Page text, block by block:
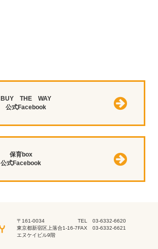
BUY THE WAY
公式Facebook
保育box
公式Facebook
〒161-0034
東京都新宿区上落合1-16-7
エヌケイビル9階
TEL 03-6332-6620
FAX 03-6332-6621